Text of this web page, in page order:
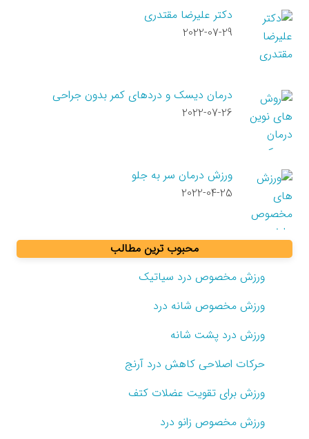
دکتر علیرضا مقتدری
2022-07-29
درمان دیسک و دردهای کمر بدون جراحی
2022-07-26
ورزش درمان سر به جلو
2022-04-25
محبوب ترین مطالب
ورزش مخصوص درد سیاتیک
ورزش مخصوص شانه درد
ورزش درد پشت شانه
حرکات اصلاحی کاهش درد آرنج
ورزش برای تقویت عضلات کتف
ورزش مخصوص زانو درد